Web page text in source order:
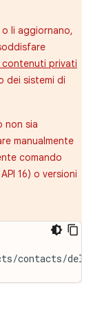
li aggiornano,
privati
dei sistemi di
non sia
manualmente
comando
16) o versioni
contacts/